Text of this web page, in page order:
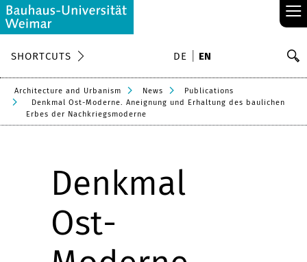
≡
SHORTCUTS DE EN
Architecture and Urbanism News
Publications
Denkmal Ost-Moderne. Aneignung und Erhaltung des baulichen
Erbes der Nachkriegsmoderne
Denkmal
Ost-